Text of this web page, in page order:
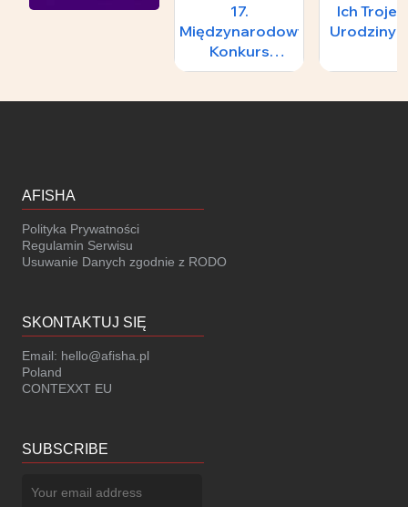
17.
Międzynarodowy
Konkurs
Skrzypcowy im.
Ich Troje
Urodziny
AFISHA
Polityka Prywatności
Regulamin Serwisu
Usuwanie Danych zgodnie z RODO
SKONTAKTUJ SIĘ
Email: hello@afisha.pl
Poland
CONTEXXT EU
SUBSCRIBE